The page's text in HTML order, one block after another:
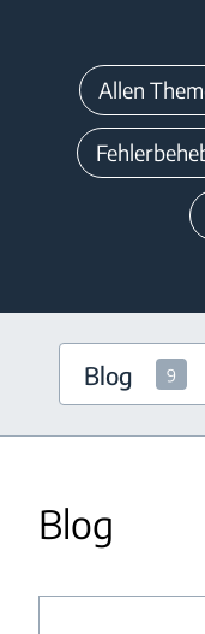
Allen
Blog 9
Blog